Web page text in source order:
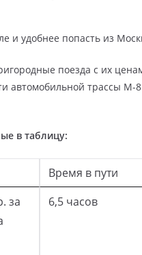
и удобнее попасть из
поезда с их
автомобильной трассы
в таблицу:
Время в пути
за
6,5 часов